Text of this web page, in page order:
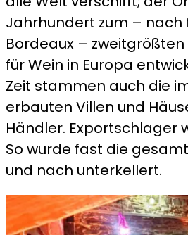
Jahrhundert zum – nach
Bordeaux –
für Wein in Europa
Zeit stammen auch die
erbauten Villen und
Händler. Exportschlager
So wurde fast die
und nach unterkellert.